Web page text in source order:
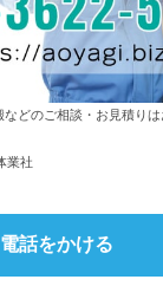
どのご相談・お見積り
業社
電話をかける